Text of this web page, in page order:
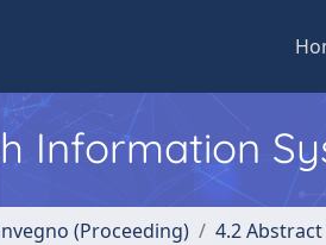
Information
(Proceeding) 4.2